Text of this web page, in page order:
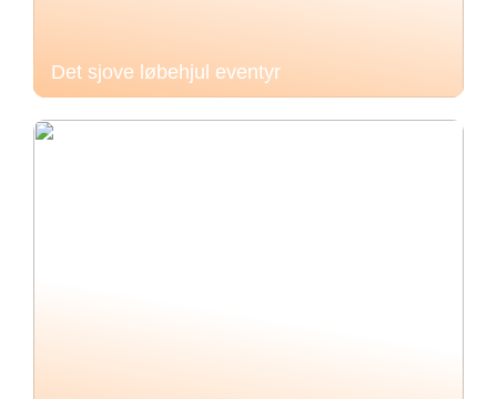
Det sjove løbehjul eventyr